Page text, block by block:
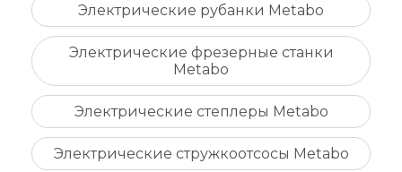
Электрические рубанки Metabo
Электрические фрезерные станки
Metabo
Электрические степлеры Metabo
Электрические стружкоотсосы Metabo